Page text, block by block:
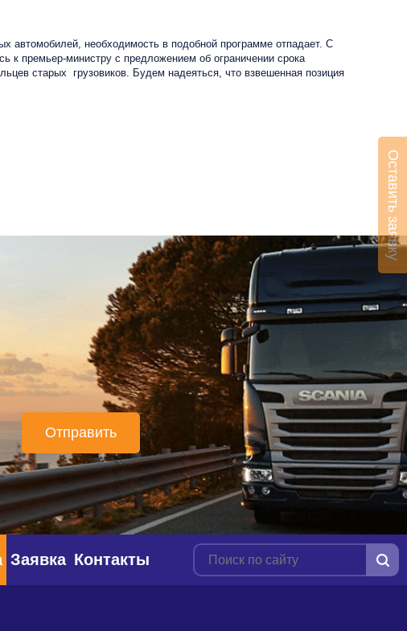
автомобилей, необходимость в подобной программе отпадает. С
к премьер-министру с предложением об ограничении срока
старых грузовиков. Будем надеяться, что взвешенная позиция
Заявка Контакты
Оставить заявку